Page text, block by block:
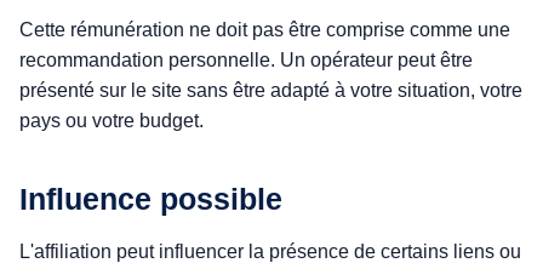
Cette rémunération ne doit pas être comprise comme une
recommandation personnelle. Un opérateur peut être
présenté sur le site sans être adapté à votre situation, votre
pays ou votre budget.
Influence possible
L'affiliation peut influencer la présence de certains liens ou